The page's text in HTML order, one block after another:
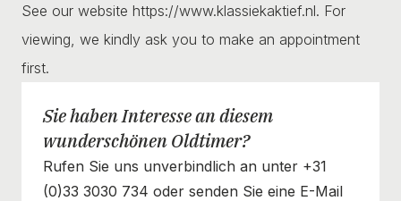
See our website https://www.klassiekaktief.nl. For
viewing, we kindly ask you to make an appointment
first.
Sie haben Interesse an diesem
wunderschönen Oldtimer?
Rufen Sie uns unverbindlich an unter +31
(0)33 3030 734 oder senden Sie eine E-Mail